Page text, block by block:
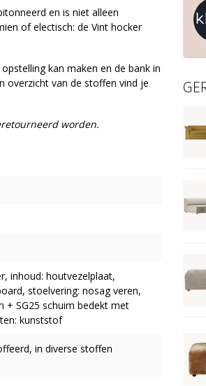
en is niet alleen
of electisch: de Vint hocker
kan maken en de bank in
overzicht van de stoffen vind je
worden.
inhoud: houtvezelplaat,
stoelvering: nosag veren,
+ SG25 schuim bedekt met
kunststof
in diverse stoffen